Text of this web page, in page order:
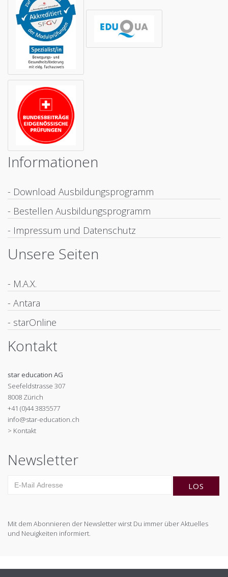
Informationen
- Download Ausbildungsprogramm
- Bestellen Ausbildungsprogramm
- Impressum und Datenschutz
Unsere Seiten
- M.A.X.
- Antara
- starOnline
Kontakt
star education AG
Seefeldstrasse 307
8008 Zürich
+41 (0)44 3835577
info@star-education.ch
> Kontakt
Newsletter
Mit dem Abonnieren der Newsletter wirst Du immer über Aktuelles
und Neuigkeiten informiert.